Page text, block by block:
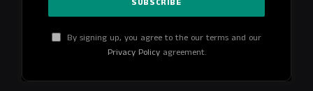
By signing up, you agree to the our terms and our
Privacy Policyagreement.